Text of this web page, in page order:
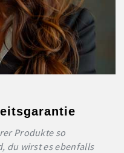
Produkte so
du wirst es ebenfalls